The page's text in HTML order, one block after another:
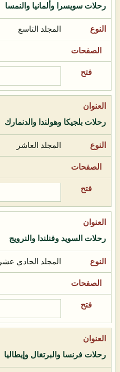
رحلات سويسرا وألمانيا والنمسا
المجلد التاسع
رحلات بلجيكا وهولندا والدنمارك
المجلد العاشر
رحلات السويد وفنلندا والنرويج
المجلد الحادي عشر
رحلات فرنسا والبرتغال وإيطاليا